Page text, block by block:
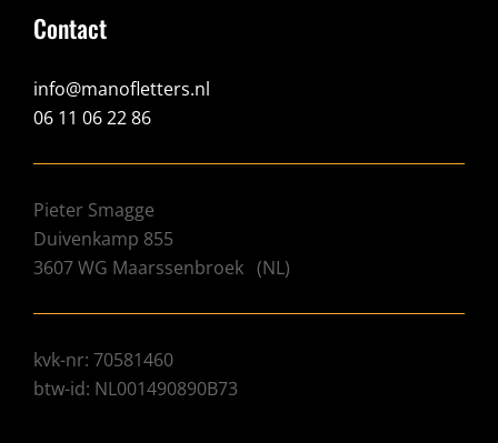
Contact
info@manofletters.nl
06 11 06 22 86
Pieter Smagge
Duivenkamp 855
3607 WG Maarssenbroek (NL)
kvk-nr: 70581460
btw-id: NL001490890B73